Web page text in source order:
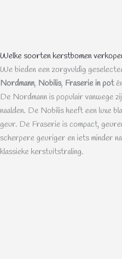
Welke soorten kerstbomen
We bieden een zorgvuldig
Nordmann, Nobilis, Fraserie in pot
De Nordmann is populair vanwege
naalden. De Nobilis heeft een luxe
geur. De Fraserie is compact,
scherpere geuriger en iets minder
klassieke kerstuitstraling.